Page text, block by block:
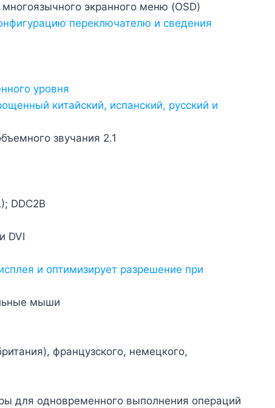
экранного меню (OSD)
переключателю и сведения
уровня
китайский, испанский, русский и
звучания 2.1
DDC2B
DVI
и оптимизирует разрешение при
мыши
французского, немецкого,
для одновременного выполнения операций